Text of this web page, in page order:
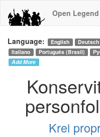
Open Legend
Language: English Deutsch
Italiano
Português (Brasil)
Add More
Krei